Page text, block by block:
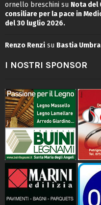
ornello breschini su Nota del
consiliare per la pace in
del 30 luglio 2026.
Renzo Renzi su Bastia
I NOSTRI SPONSOR